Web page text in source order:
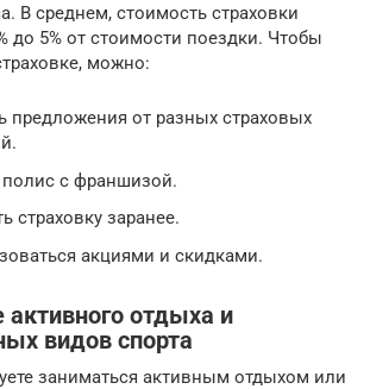
В среднем, стоимость страховки
до 5% от стоимости поездки. Чтобы
можно:
предложения от разных страховых
полис с франшизой.
страховку заранее.
акциями и скидками.
активного отдыха и
видов спорта
заниматься активным отдыхом или